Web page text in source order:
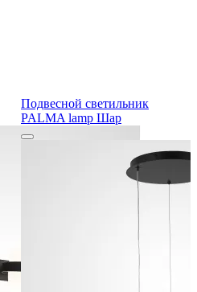
Подвесной светильник
PALMA lamp Шар